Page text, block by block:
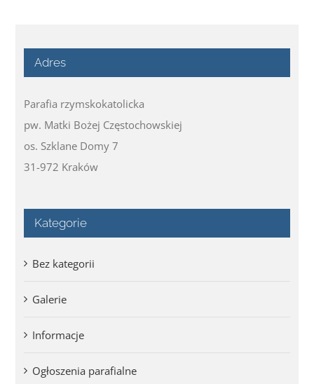
Adres
Parafia rzymskokatolicka
pw. Matki Bożej Częstochowskiej
os. Szklane Domy 7
31-972 Kraków
Kategorie
Bez kategorii
Galerie
Informacje
Ogłoszenia parafialne